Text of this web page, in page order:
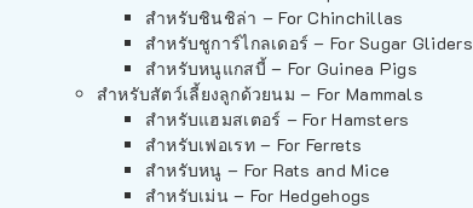
สำหรับชินชิล่า – For Chinchillas
สำหรับชูการ์ไกลเดอร์ – For Sugar Gliders
สำหรับหนูแกสบี้ – For Guinea Pigs
สำหรับสัตว์เลี้ยงลูกด้วยนม – For Mammals
สำหรับแฮมสเตอร์ – For Hamsters
สำหรับเฟอเรท – For Ferrets
สำหรับหนู – For Rats and Mice
สำหรับเม่น – For Hedgehogs